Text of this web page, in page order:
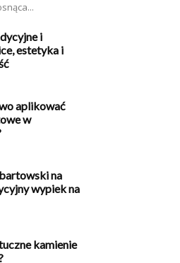
i
estetyka i
aplikować
w
na
wypiek na
kamienie